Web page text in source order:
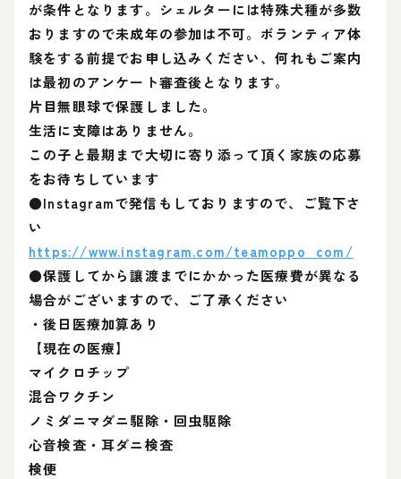
が条件となります。シェルターには特殊犬種が多数
おりますので未成年の参加は不可。ボランティア体
験をする前提でお申し込みください、何れもご案内
は最初のアンケート審査後となります。
片目無眼球で保護しました。
生活に支障はありません。
この子と最期まで大切に寄り添って頂く家族の応募
をお待ちしています
●Instagramで発信もしておりますので、ご覧下さ
い
https://www.instagram.com/teamoppo_com/
●保護してから讓渡までにかかった医療費が異なる
場合がございますので、ご了承ください
・後日医療加算あり
【現在の医療】
マイクロチップ
混合ワクチン
ノミダニマダニ駆除・回虫駆除
心音検査・耳ダニ検査
検便